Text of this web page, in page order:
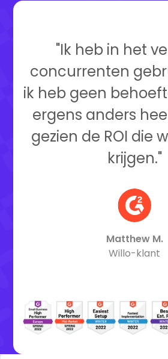
"Ik heb in het
concurrenten
ik heb geen
ergens anders
gezien de ROI die
krijgen."
Matthew M.
Willo-klant